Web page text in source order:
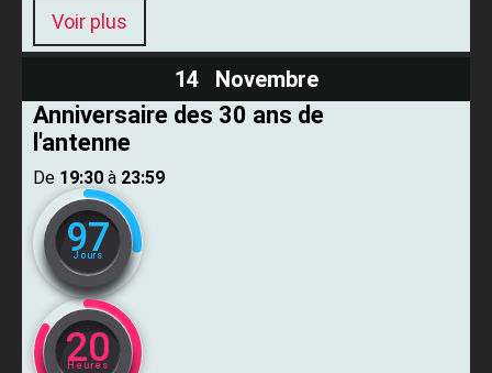
Voir plus
14 Novembre
Anniversaire des 30 ans de
l'antenne
De ​ 19:30 ​ à ​ 23:59
97
Jours
20
Heures